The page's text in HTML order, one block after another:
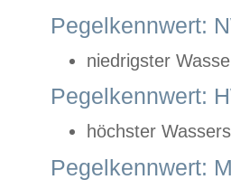
Pegelkennwert:
niedrigster
Pegelkennwert:
höchster
Pegelkennwert: